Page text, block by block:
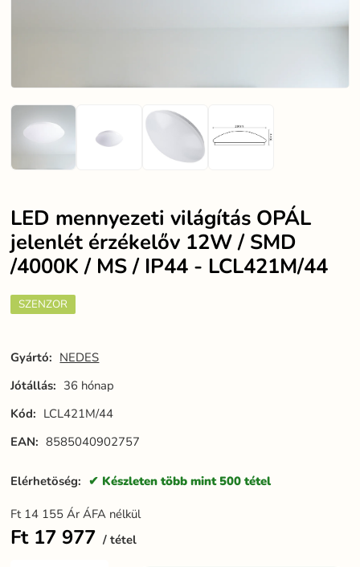
LED mennyezeti világítás OPÁL
jelenlét érzékelőv 12W / SMD
/4000K / MS / IP44 - LCL421M/44
SZENZOR
Gyártó: NEDES
Jótállás: 36 hónap
Kód: LCL421M/44
EAN: 8585040902757
Elérhetöség: Készleten több mint 500 tétel
Ft 14 155 Ár ÁFA nélkül
Ft 17 977 tétel